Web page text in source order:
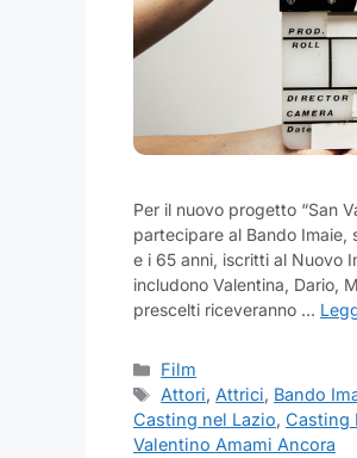
Per il nuovo progetto “San
partecipare al Bando
e i 65 anni, iscritti al Nuovo
includono Valentina, Dario,
prescelti riceveranno …
Categorie
Film
Tag
Attori, Attrici, Bando
Casting nel Lazio, Casting
Valentino Amami Ancora